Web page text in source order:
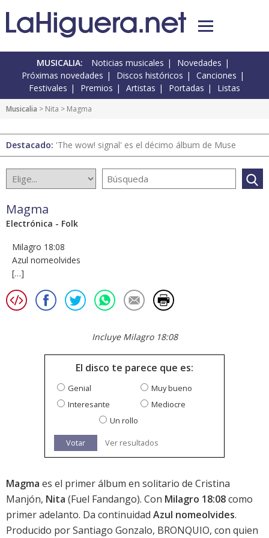
MUSICALIA: Noticias musicales
Novedades
Próximas novedades
Discos históricos
Canciones
Festivales
Premios Artistas Portadas Listas
Musicalia > Nita > Magma
Destacado: 'The wow! signal' es el décimo álbum de Muse
Magma
Electrónica - Folk
Milagro 18:08
Azul nomeolvides
[…]
Incluye Milagro 18:08
El disco te parece que es:
Genial
Muy bueno
Interesante
Mediocre
Un rollo
Votar Ver resultados
Magma es el primer álbum en solitario de Cristina
Manjón, Nita (Fuel Fandango). Con Milagro 18:08como
primer adelanto. Da continuidad Azul nomeolvides.
Producido por Santiago Gonzalo, BRONQUIO, con quien